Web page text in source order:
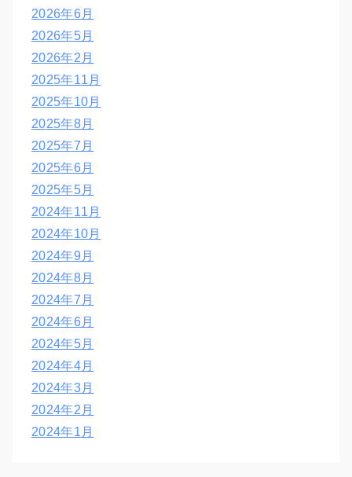
2026年6月
2026年5月
2026年2月
2025年11月
2025年10月
2025年8月
2025年7月
2025年6月
2025年5月
2024年11月
2024年10月
2024年9月
2024年8月
2024年7月
2024年6月
2024年5月
2024年4月
2024年3月
2024年2月
2024年1月